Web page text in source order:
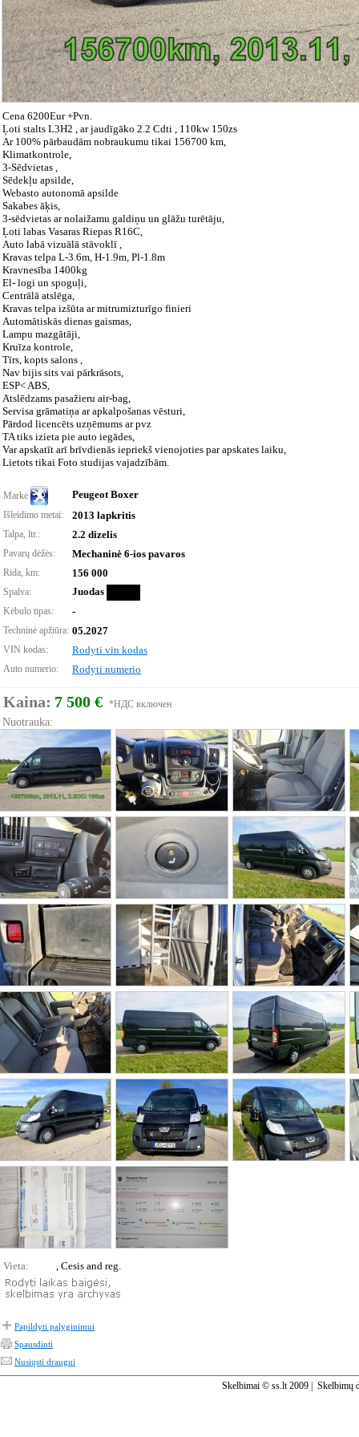
Cena 6200Eur +Pvn.
Ļoti stalts L3H2 , ar jaudīgāko 2.2 Cdti , 110kw 150zs
Ar 100% pārbaudām nobraukumu tikai 156700 km,
Klimatkontrole,
3-Sēdvietas ,
Sēdekļu apsilde,
Webasto autonomā apsilde
Sakabes āķis,
3-sēdvietas ar nolaižamu galdiņu un glāžu turētāju,
Ļoti labas Vasaras Riepas R16C,
Auto labā vizuālā stāvoklī ,
Kravas telpa L-3.6m, H-1.9m, Pl-1.8m
Kravnesība 1400kg
El- logi un spoguļi,
Centrālā atslēga,
Kravas telpa izšūta ar mitrumizturīgo finieri
Automātiskās dienas gaismas,
Lampu mazgātāji,
Kruīza kontrole,
Tīrs, kopts salons ,
Nav bijis sits vai pārkrāsots,
ESP< ABS,
Atslēdzams pasažieru air-bag,
Servisa grāmatiņa ar apkalpošanas vēsturi,
Pārdod licencēts uzņēmums ar pvz
TA tiks izieta pie auto iegādes,
Var apskatīt arī brīvdienās iepriekš vienojoties par apskates laiku,
Lietots tikai Foto studijas vajadzībām.
Markė Peugeot Boxer
Išleidimo metai: 2013 lapkritis
Talpa, ltr.: 2.2 dizelis
Pavarų dėžės: Mechaninė 6-ios pavaros
Rida, km: 156 000
Spalva: Juodas
Kėbulo tipas: -
Techninė apžiūra: 05.2027
VIN kodas: Rodyti vin kodas
Auto numerio: Rodyti numerio
Kaina: 7 500 € *НДС включен
Nuotrauka:
Vieta: , Cesis and reg.
Papildyti palyginimui
Spausdinti
Nusiųsti draugui
Skelbimai © ss.lt 2009 | Skelbimų